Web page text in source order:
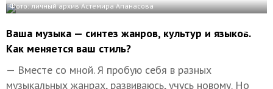
Фото: личный архив Астемира Апанасова
Ваша музыка — синтез жанров, культур и языков.
Как меняется ваш стиль?
— Вместе со мной. Я пробую себя в разных
музыкальных жанрах, развиваюсь, учусь новому. Но